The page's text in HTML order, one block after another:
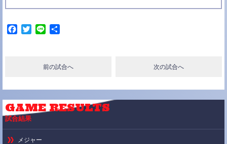
o
k
r
前の試合へ 次の試合へ
GAMERESULTS
試合結果
メジャー